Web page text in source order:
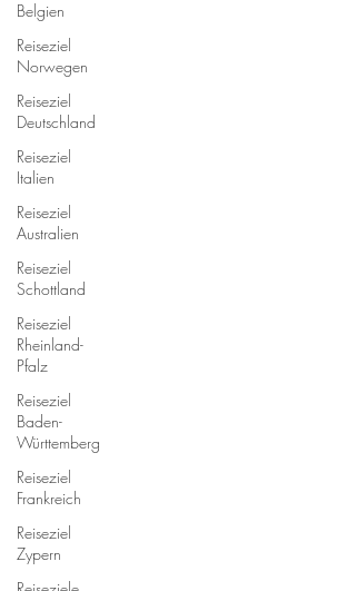
Belgien
Reiseziel
Norwegen
Reiseziel
Deutschland
Reiseziel
Italien
Reiseziel
Australien
Reiseziel
Schottland
Reiseziel
Rheinland-
Pfalz
Reiseziel
Baden-
Württemberg
Reiseziel
Frankreich
Reiseziel
Zypern